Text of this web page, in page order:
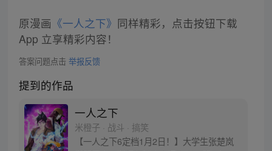
原漫画 《一人之下》 同样精彩，点击按钮下载
App 立享精彩内容！
答案问题点击 举报反馈
提到的作品
一人之下
米橙子 · 战斗 · 搞笑
【一人之下6定档1月2日！】大学生张楚岚